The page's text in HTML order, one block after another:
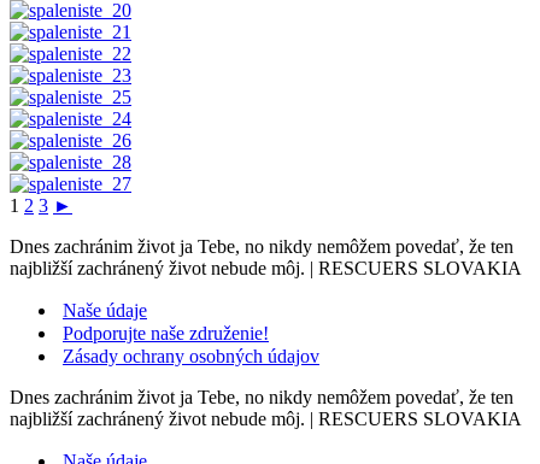
1 2 3 ►
Dnes zachránim život ja Tebe, no nikdy nemôžem povedať, že ten
najbližší zachránený život nebude môj. | RESCUERS SLOVAKIA
Naše údaje
Podporujte naše združenie!
Zásady ochrany osobných údajov
Dnes zachránim život ja Tebe, no nikdy nemôžem povedať, že ten
najbližší zachránený život nebude môj. | RESCUERS SLOVAKIA